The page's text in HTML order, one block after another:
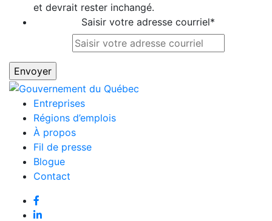
et devrait rester inchangé.
Saisir votre adresse courriel*
Entreprises
Régions d’emplois
À propos
Fil de presse
Blogue
Contact